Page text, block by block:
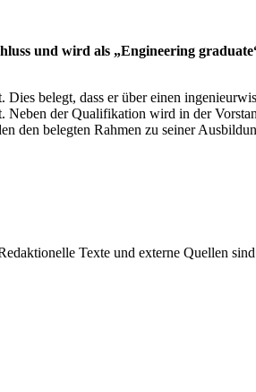
und wird als „Engineering
belegt, dass er über einen
der Qualifikation wird in der
den belegten Rahmen zu seiner
Texte und externe Quellen